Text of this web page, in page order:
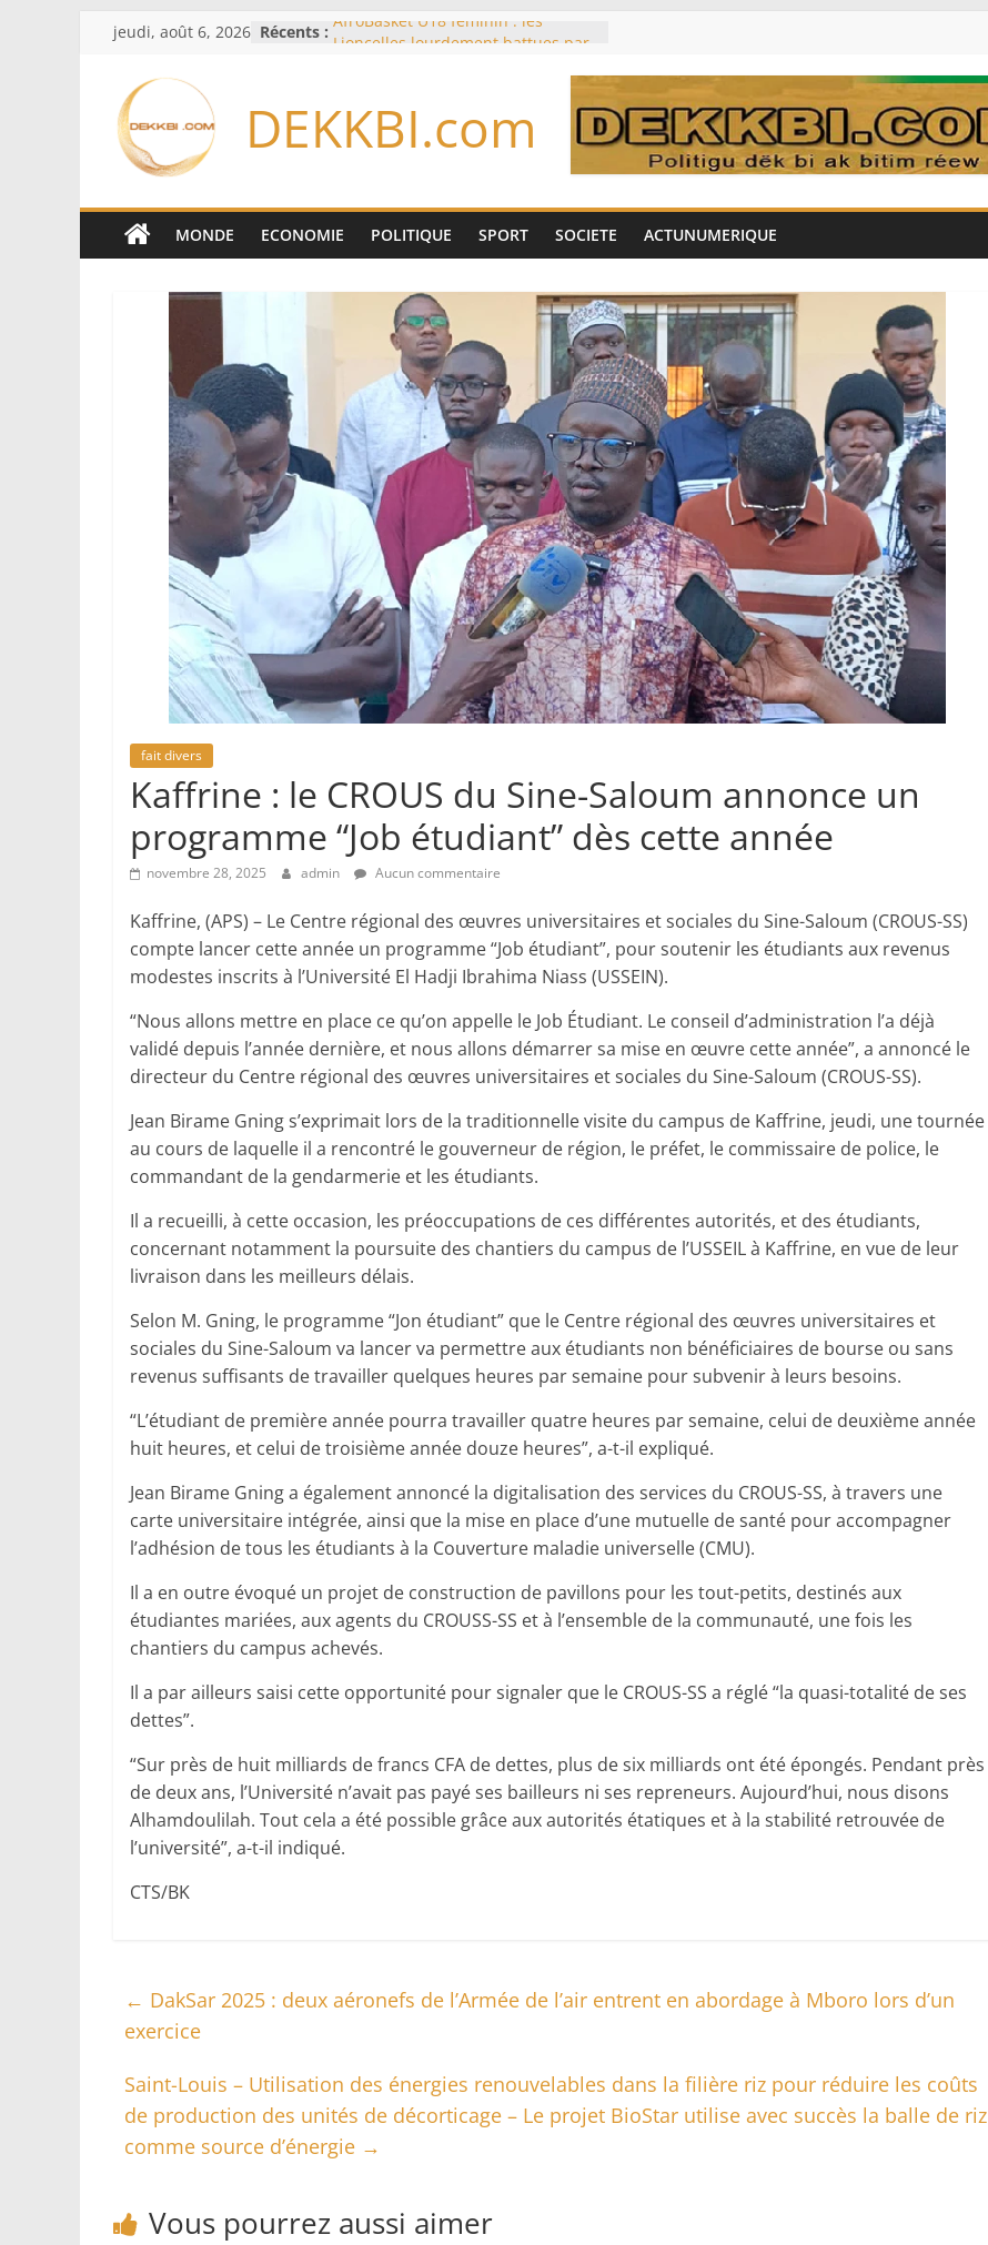
Passer
contenu
jeudi, août 6, 2026 Récents : AfroBasket U18 féminin : les
Confrontée à des attaques russes
quotidiennes, l’Ukraine ordonne
ancrage dans la ‘’Vision Sénégal
2050’’
‎CAN féminine 2026 : le Nigeria et la
finale ‎
DEKKBI.com
MONDE ECONOMIE POLITIQUE SPORT SOCIETE ACTUNUMERIQUE
fait divers
Kaffrine : le CROUS du Sine-Saloum annonce un
programme “Job étudiant” dès cette année
novembre 28, 2025 admin Aucun commentaire
Kaffrine, (APS) – Le Centre régional des œuvres universitaires et sociales du Sine-Saloum (CROUS-SS)
compte lancer cette année un programme “Job étudiant”, pour soutenir les étudiants aux revenus
modestes inscrits à l’Université El Hadji Ibrahima Niass (USSEIN).
“Nous allons mettre en place ce qu’on appelle le Job Étudiant. Le conseil d’administration l’a déjà
validé depuis l’année dernière, et nous allons démarrer sa mise en œuvre cette année”, a annoncé le
directeur du Centre régional des œuvres universitaires et sociales du Sine-Saloum (CROUS-SS).
Jean Birame Gning s’exprimait lors de la traditionnelle visite du campus de Kaffrine, jeudi, une tournée
au cours de laquelle il a rencontré le gouverneur de région, le préfet, le commissaire de police, le
commandant de la gendarmerie et les étudiants.
Il a recueilli, à cette occasion, les préoccupations de ces différentes autorités, et des étudiants,
concernant notamment la poursuite des chantiers du campus de l’USSEIL à Kaffrine, en vue de leur
livraison dans les meilleurs délais.
Selon M. Gning, le programme “Jon étudiant” que le Centre régional des œuvres universitaires et
sociales du Sine-Saloum va lancer va permettre aux étudiants non bénéficiaires de bourse ou sans
revenus suffisants de travailler quelques heures par semaine pour subvenir à leurs besoins.
“L’étudiant de première année pourra travailler quatre heures par semaine, celui de deuxième année
huit heures, et celui de troisième année douze heures”, a-t-il expliqué.
Jean Birame Gning a également annoncé la digitalisation des services du CROUS-SS, à travers une
carte universitaire intégrée, ainsi que la mise en place d’une mutuelle de santé pour accompagner
l’adhésion de tous les étudiants à la Couverture maladie universelle (CMU).
Il a en outre évoqué un projet de construction de pavillons pour les tout-petits, destinés aux
étudiantes mariées, aux agents du CROUSS-SS et à l’ensemble de la communauté, une fois les
chantiers du campus achevés.
Il a par ailleurs saisi cette opportunité pour signaler que le CROUS-SS a réglé “la quasi-totalité de ses
dettes”.
“Sur près de huit milliards de francs CFA de dettes, plus de six milliards ont été épongés. Pendant près
de deux ans, l’Université n’avait pas payé ses bailleurs ni ses repreneurs. Aujourd’hui, nous disons
Alhamdoulilah. Tout cela a été possible grâce aux autorités étatiques et à la stabilité retrouvée de
l’université”, a-t-il indiqué.
CTS/BK
← DakSar 2025 : deux aéronefs de l’Armée de l’air entrent en abordage à Mboro lors d’un
exercice
Saint-Louis – Utilisation des énergies renouvelables dans la filière riz pour réduire les coûts
de production des unités de décorticage – Le projet BioStar utilise avec succès la balle de riz
comme source d’énergie →
Vous pourrez aussi aimer